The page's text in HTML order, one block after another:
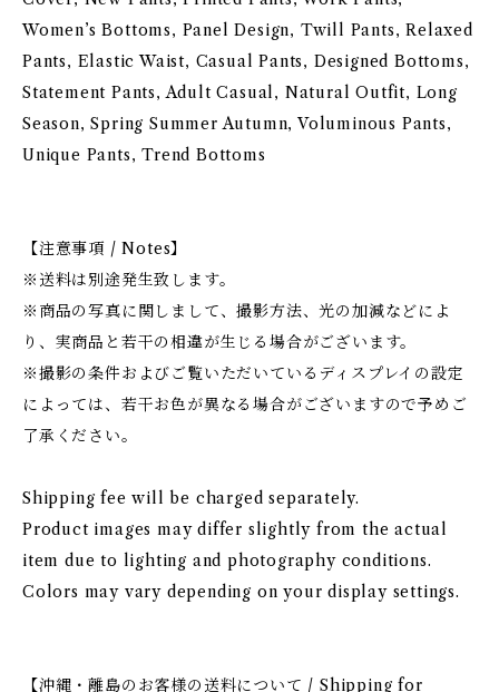
Women’s Bottoms, Panel Design, Twill Pants, Relaxed
Pants, Elastic Waist, Casual Pants, Designed Bottoms,
Statement Pants, Adult Casual, Natural Outfit, Long
Season, Spring Summer Autumn, Voluminous Pants,
Unique Pants, Trend Bottoms
【注意事項 / Notes】
※送料は別途発生致します。
※商品の写真に関しまして、撮影方法、光の加減などによ
り、実商品と若干の相違が生じる場合がございます。
※撮影の条件およびご覧いただいているディスプレイの設定
によっては、若干お色が異なる場合がございますので予めご
了承ください。
Shipping fee will be charged separately.
Product images may differ slightly from the actual
item due to lighting and photography conditions.
Colors may vary depending on your display settings.
【沖縄・離島のお客様の送料について / Shipping for